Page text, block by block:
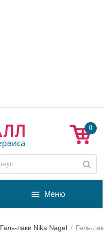
0
Меню
Гель-лаки Nika Nagel Гель-